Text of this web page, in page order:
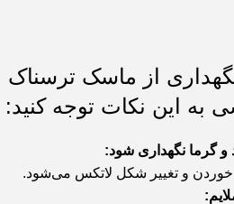
از ماسک ترسناک
به این نکات توجه کنید:
و گرما نگهداری شود:
و تغییر شکل لاتکس می‌شود.